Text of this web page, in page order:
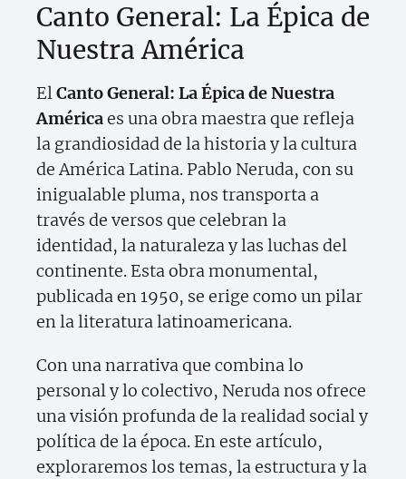
Canto General: La Épica de
Nuestra América
ElCanto General: La Épica de Nuestra
Américaes una obra maestra que refleja
la grandiosidad de la historia y la cultura
de América Latina. Pablo Neruda, con su
inigualable pluma, nos transporta a
través de versos que celebran la
identidad, la naturaleza y las luchas del
continente. Esta obra monumental,
publicada en 1950, se erige como un pilar
en la literatura latinoamericana.
Con una narrativa que combina lo
personal y lo colectivo, Neruda nos ofrece
una visión profunda de la realidad social y
política de la época. En este artículo,
exploraremos los temas, la estructura y la